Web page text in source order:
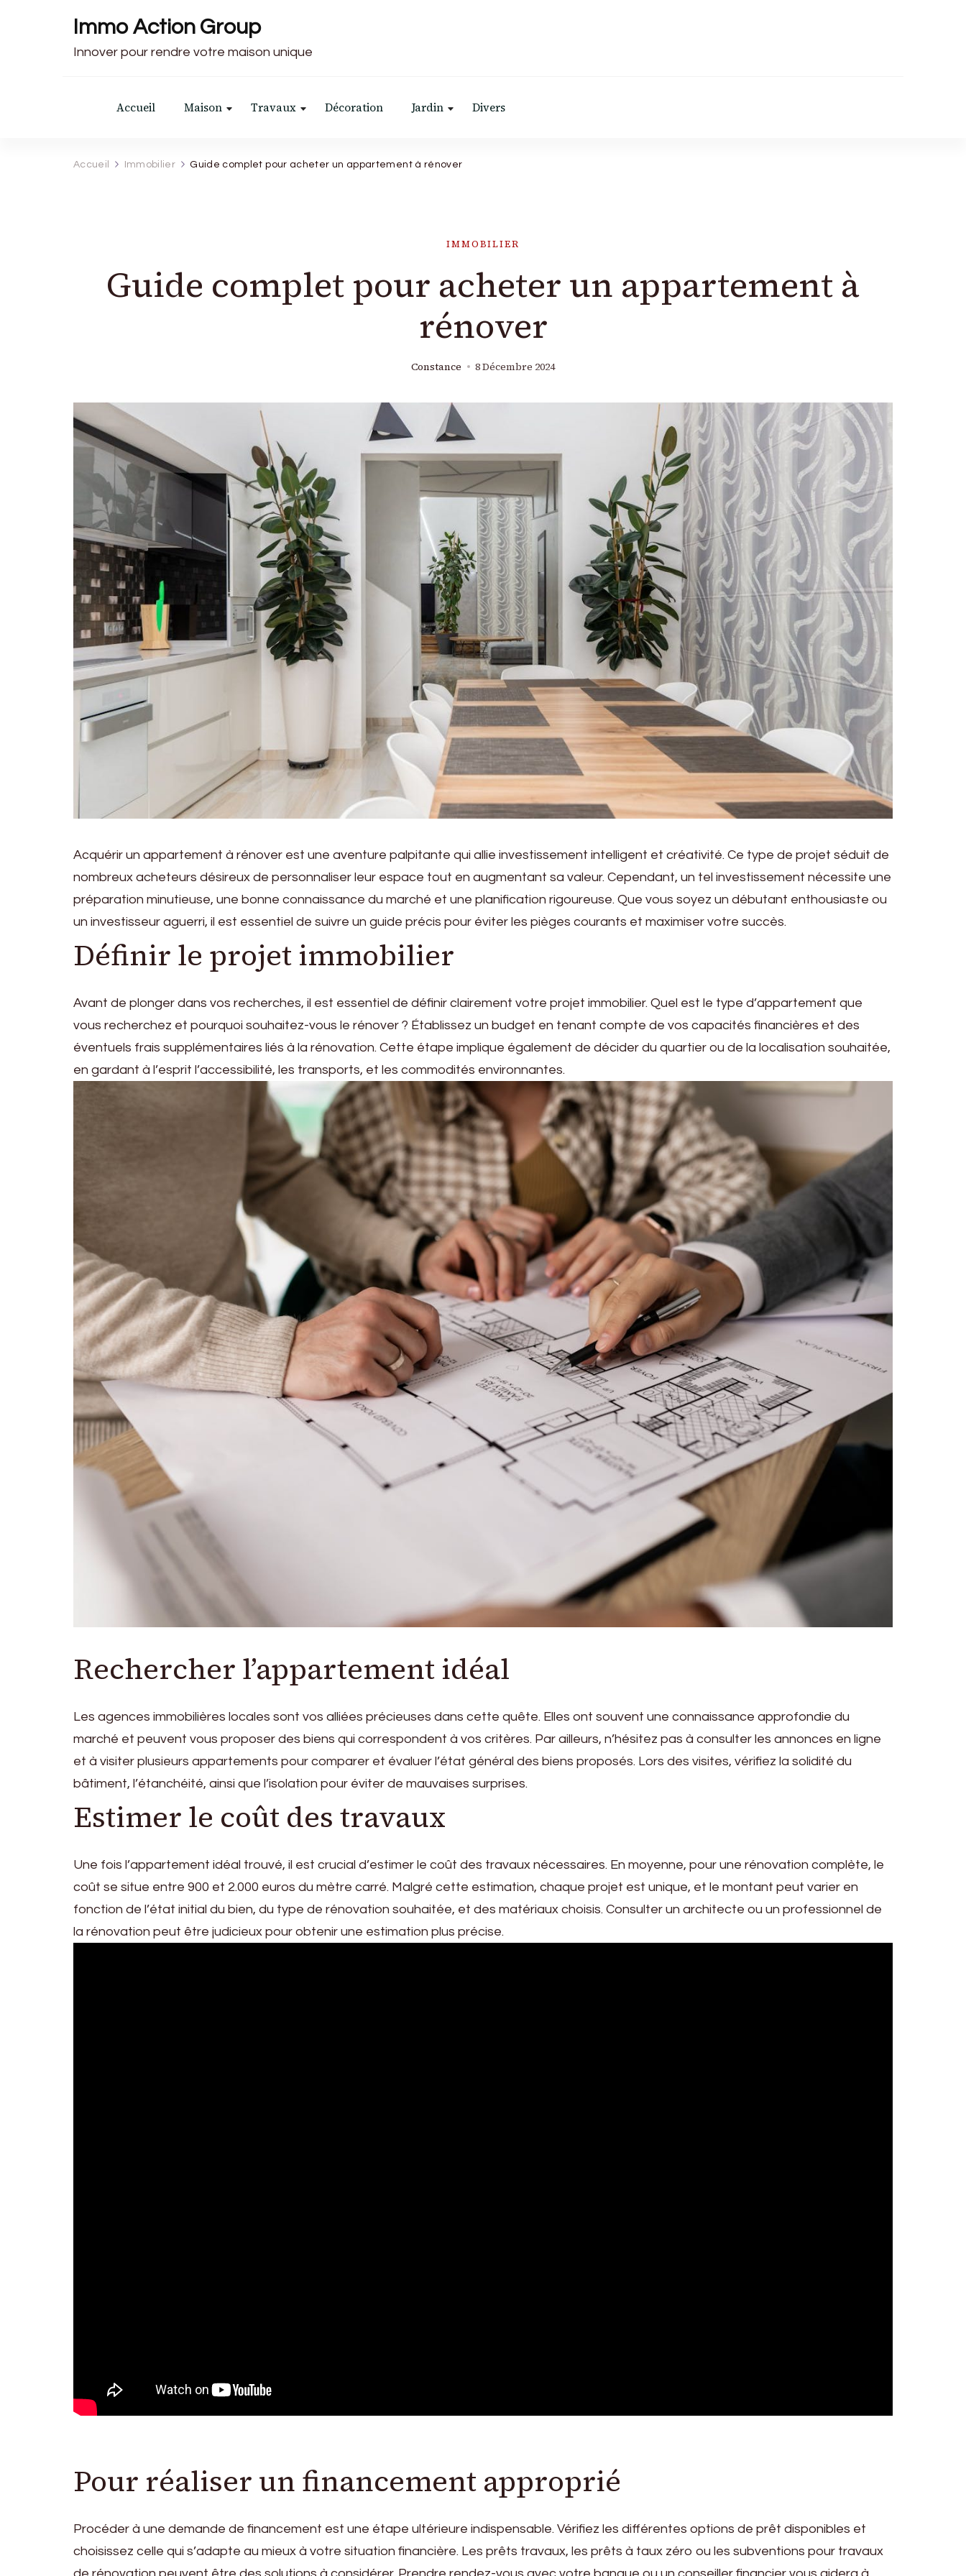
Immo Action Group
Innover pour rendre votre maison unique
Accueil Maison Travaux Décoration Jardin Divers
Accueil Immobilier Guide complet pour acheter un appartement à rénover
IMMOBILIER
Guide complet pour acheter un appartement à
rénover
Constance 8 Décembre 2024
Acquérir un appartement à rénover est une aventure palpitante qui allie investissement intelligent et créativité. Ce type de projet séduit de
nombreux acheteurs désireux de personnaliser leur espace tout en augmentant sa valeur. Cependant, un tel investissement nécessite une
préparation minutieuse, une bonne connaissance du marché et une planification rigoureuse. Que vous soyez un débutant enthousiaste ou
un investisseur aguerri, il est essentiel de suivre un guide précis pour éviter les pièges courants et maximiser votre succès.
Définir le projet immobilier
Avant de plonger dans vos recherches, il est essentiel de définir clairement votre projet immobilier. Quel est le type d’appartement que
vous recherchez et pourquoi souhaitez-vous le rénover ? Établissez un budget en tenant compte de vos capacités financières et des
éventuels frais supplémentaires liés à la rénovation. Cette étape implique également de décider du quartier ou de la localisation souhaitée,
en gardant à l’esprit l’accessibilité, les transports, et les commodités environnantes.
Rechercher l’appartement idéal
Les agences immobilières locales sont vos alliées précieuses dans cette quête. Elles ont souvent une connaissance approfondie du
marché et peuvent vous proposer des biens qui correspondent à vos critères. Par ailleurs, n’hésitez pas à consulter les annonces en ligne
et à visiter plusieurs appartements pour comparer et évaluer l’état général des biens proposés. Lors des visites, vérifiez la solidité du
bâtiment, l’étanchéité, ainsi que l’isolation pour éviter de mauvaises surprises.
Estimer le coût des travaux
Une fois l’appartement idéal trouvé, il est crucial d’estimer le coût des travaux nécessaires. En moyenne, pour une rénovation complète, le
coût se situe entre 900 et 2.000 euros du mètre carré. Malgré cette estimation, chaque projet est unique, et le montant peut varier en
fonction de l’état initial du bien, du type de rénovation souhaitée, et des matériaux choisis. Consulter un architecte ou un professionnel de
la rénovation peut être judicieux pour obtenir une estimation plus précise.
Pour réaliser un financement approprié
Procéder à une demande de financement est une étape ultérieure indispensable. Vérifiez les différentes options de prêt disponibles et
choisissez celle qui s’adapte au mieux à votre situation financière. Les prêts travaux, les prêts à taux zéro ou les subventions pour travaux
de rénovation peuvent être des solutions à considérer. Prendre rendez-vous avec votre banque ou un conseiller financier vous aidera à